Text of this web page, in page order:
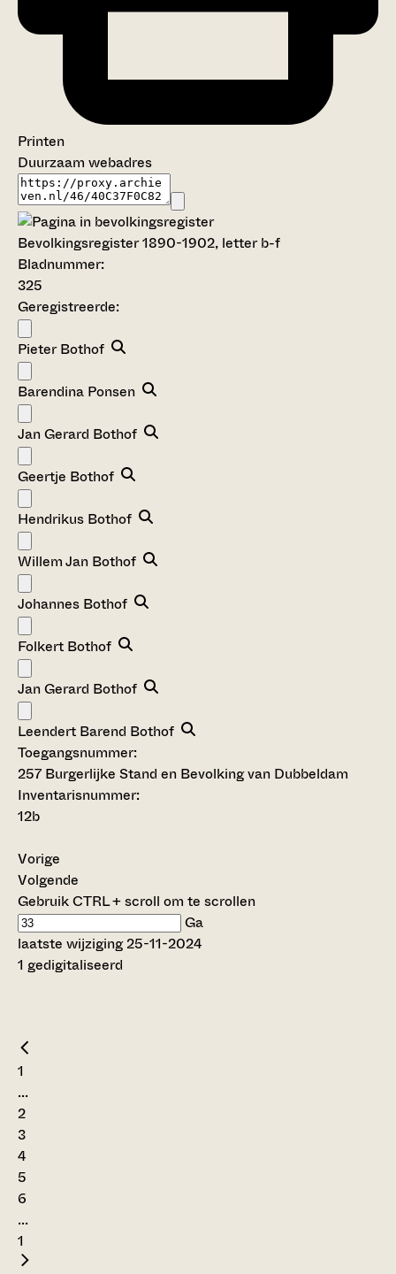
Printen
Duurzaam webadres
Bevolkingsregister 1890-1902, letter b-f
Bladnummer:
325
Geregistreerde:
Pieter Bothof
Barendina Ponsen
Jan Gerard Bothof
Geertje Bothof
Hendrikus Bothof
Willem Jan Bothof
Johannes Bothof
Folkert Bothof
Jan Gerard Bothof
Leendert Barend Bothof
Toegangsnummer:
257 Burgerlijke Stand en Bevolking van Dubbeldam
Inventarisnummer:
12b
Vorige
Volgende
Gebruik CTRL + scroll om te scrollen
Ga
laatste wijziging 25-11-2024
1 gedigitaliseerd
1
...
2
3
4
5
6
...
1